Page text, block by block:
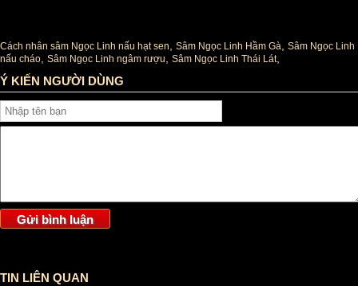
Cách nhân sâm Ngọc Linh nấu hạt sen Sâm Ngọc Linh Hầm Gà
Sâm Ngọc Linh
nấu cháo Sâm Ngọc Linh ngâm rượu Sâm Ngọc Linh Thái Lát,
Ý KIẾN NGƯỜI DÙNG
TIN LIÊN QUAN